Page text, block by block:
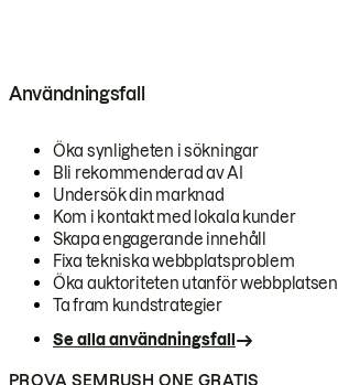
Användningsfall
Öka synligheten i sökningar
Bli rekommenderad av AI
Undersök din marknad
Kom i kontakt med lokala kunder
Skapa engagerande innehåll
Fixa tekniska webbplatsproblem
Öka auktoriteten utanför webbplatsen
Ta fram kundstrategier
Se alla användningsfall
PROVA SEMRUSH ONE GRATIS